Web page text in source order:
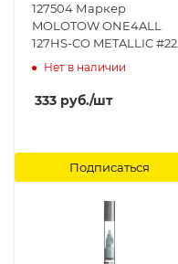
127504 Маркер
MOLOTOW ONE4ALL
127HS-CO METALLIC #226
Зеленый 1,5 мм
Нет в наличии
333 руб./шт
Подписаться